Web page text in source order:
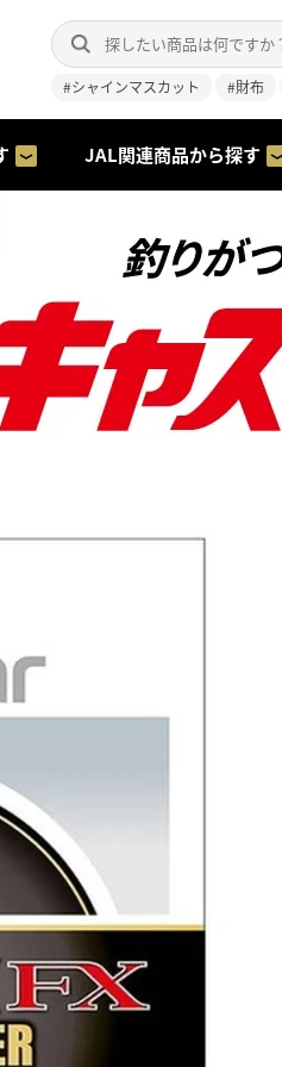
#シャインマスカット #財布
JAL関連商品から探す